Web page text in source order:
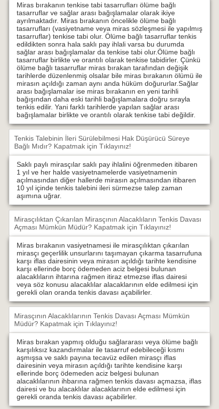
Miras bırakanın tenkise tabi tasarrufları ölüme bağlı
tasarruflar ve sağlar arası bağışlamalar olarak ikiye
ayrılmaktadır. Miras bırakanın öncelikle ölüme bağlı
tasarrufları (vasiyetname veya miras sözleşmesi ile yapılmış
tasarruflar) tenkise tabi olur. Ölüme bağlı tasarruflar tenkis
edildikten sonra hala saklı pay ihlali varsa bu durumda
sağlar arası bağışlamalar da tenkise tabi olur.Ölüme bağlı
tasarruflar birlikte ve orantılı olarak tenkise tabidirler. Çünkü
ölüme bağlı tasarruflar miras bırakan tarafından değişik
tarihlerde düzenlenmiş olsalar bile miras bırakanın ölümü ile
mirasın açıldığı zaman aynı anda hüküm doğururlar.Sağlar
arası bağışlamalar ise miras bırakanın en yeni tarihli
bağışından daha eski tarihli bağışlamalara doğru sırayla
tenkis edilir. Yani farklı tarihlerde yapılan sağlar arası
bağışlamalar birlikte ve orantılı olarak tenkise tabi değildir.
Tenkis Talebinin İleri Sürülebilmesi Hak Düşürücü Süreye
Bağlı Mıdır? Kapatmak için Tıklayınız!
Saklı paylı mirasçılar saklı pay ihlalini öğrenmeden itibaren
1 yıl ve her halde vasiyetnamelerde vasiyetnamenin
açılmasından diğer hallerde mirasın açılmasından itibaren
10 yıl içinde tenkis talebini ileri sürmezse talep zaman
aşımına uğrar.
Mirasçılıktan Çıkarılan Mirasçının Alacaklıların Tenkis Davası
Açması Mümkün Müdür? Kapatmak için Tıklayınız!
Miras bırakanın vasiyetnamesi ile mirasçılıktan çıkarılan
mirasçı geçerlilik unsurlarını taşımayan çıkarma tasarrufuna
karşı iflas dairesinin veya mirasın açıldığı tarihte kendisine
karşı ellerinde borç ödemeden aciz belgesi bulunan
alacaklıların ihtarına rağmen itiraz etmezse iflas dairesi
veya söz konusu alacaklılar alacaklarının elde edilmesi için
gerekli olan oranda tenkis davası açabilirler.
Mirasçının Alacaklılarının Tenkis Davası Açması Mümkün
Müdür? Kapatmak için Tıklayınız!
Miras bırakan yapmış olduğu sağlararası veya ölüme bağlı
karşılıksız kazandırmalar ile tasarruf edebileceği kısmı
aşmışsa ve saklı payına tecavüz edilen mirasçı iflas
dairesinin veya mirasın açıldığı tarihte kendisine karşı
ellerinde borç ödemeden aciz belgesi bulunan
alacaklılarının ihbarına rağmen tenkis davası açmazsa, iflas
dairesi ve bu alacaklılar alacaklarının elde edilmesi için
gerekli oranda tenkis davası açabilirler.